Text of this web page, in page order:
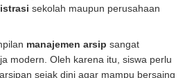
sekolah maupun perusahaan
manajemen arsip sangat
modern. Oleh karena itu, siswa perlu
sejak dini agar mampu bersaing